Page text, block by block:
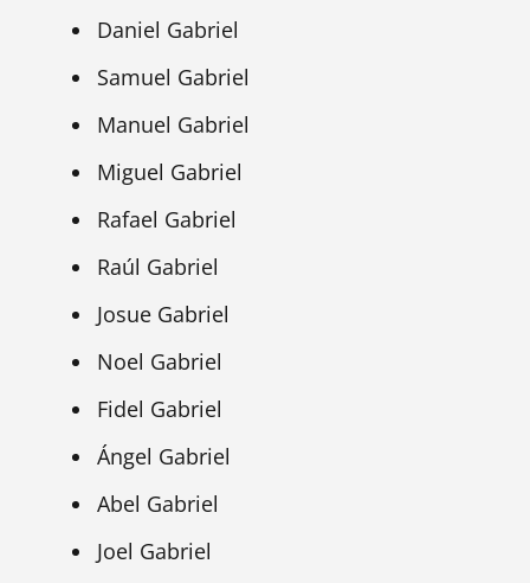
Daniel Gabriel
Samuel Gabriel
Manuel Gabriel
Miguel Gabriel
Rafael Gabriel
Raúl Gabriel
Josue Gabriel
Noel Gabriel
Fidel Gabriel
Ángel Gabriel
Abel Gabriel
Joel Gabriel